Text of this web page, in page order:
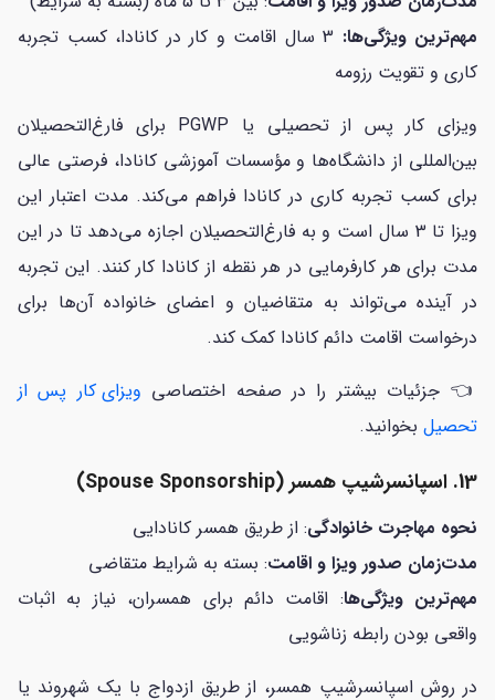
مهم‌ترین ویژگی‌ها:
3 سال اقامت و کار در کانادا، کسب تجربه
کاری و تقویت رزومه
ویزای کار پس از تحصیلی یا PGWP برای فارغ‌التحصیلان
بین‌المللی از دانشگاه‌ها و مؤسسات آموزشی کانادا، فرصتی عالی
برای کسب تجربه کاری در کانادا فراهم می‌کند. مدت اعتبار این
ویزا تا 3 سال است و به فارغ‌التحصیلان اجازه می‌دهد تا در این
مدت برای هر کارفرمایی در هر نقطه از کانادا کار کنند. این تجربه
در آینده می‌تواند به متقاضیان و اعضای خانواده آن‌ها برای
درخواست اقامت دائم کانادا کمک کند.
👈 جزئیات بیشتر را در صفحه اختصاصی ویزای کار پس از
تحصیل بخوانید.
13. اسپانسرشیپ همسر (Spouse Sponsorship)
نحوه مهاجرت خانوادگی: از طریق همسر کانادایی
مدت‌زمان صدور ویزا و اقامت: بسته به شرایط متقاضی
مهم‌ترین ویژگی‌ها: اقامت دائم برای همسران، نیاز به اثبات
واقعی بودن رابطه زناشویی
در روش اسپانسرشیپ همسر، از طریق ازدواج با یک شهروند یا